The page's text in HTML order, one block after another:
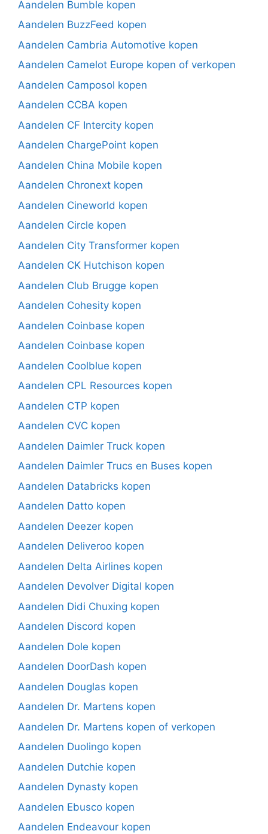
Aandelen Bumble kopen
Aandelen BuzzFeed kopen
Aandelen Cambria Automotive kopen
Aandelen Camelot Europe kopen of verkopen
Aandelen Camposol kopen
Aandelen CCBA kopen
Aandelen CF Intercity kopen
Aandelen ChargePoint kopen
Aandelen China Mobile kopen
Aandelen Chronext kopen
Aandelen Cineworld kopen
Aandelen Circle kopen
Aandelen City Transformer kopen
Aandelen CK Hutchison kopen
Aandelen Club Brugge kopen
Aandelen Cohesity kopen
Aandelen Coinbase kopen
Aandelen Coinbase kopen
Aandelen Coolblue kopen
Aandelen CPL Resources kopen
Aandelen CTP kopen
Aandelen CVC kopen
Aandelen Daimler Truck kopen
Aandelen Daimler Trucs en Buses kopen
Aandelen Databricks kopen
Aandelen Datto kopen
Aandelen Deezer kopen
Aandelen Deliveroo kopen
Aandelen Delta Airlines kopen
Aandelen Devolver Digital kopen
Aandelen Didi Chuxing kopen
Aandelen Discord kopen
Aandelen Dole kopen
Aandelen DoorDash kopen
Aandelen Douglas kopen
Aandelen Dr. Martens kopen
Aandelen Dr. Martens kopen of verkopen
Aandelen Duolingo kopen
Aandelen Dutchie kopen
Aandelen Dynasty kopen
Aandelen Ebusco kopen
Aandelen Endeavour kopen